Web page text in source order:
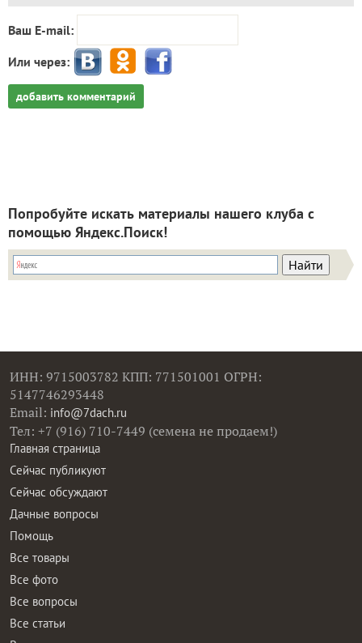
Ваш E-mail:
Или через:
добавить комментарий
Попробуйте искать материалы нашего клуба с
помощью Яндекс.Поиск!
ИНН: 9715003782 КПП: 771501001 ОГРН:
5147746293448
Email: info@7dach.ru
Тел: +7 (916) 710-7449 (семена не продаем!)
Главная страница
Сейчас публикуют
Сейчас обсуждают
Дачные вопросы
Помощь
Все товары
Все фото
Все вопросы
Все статьи